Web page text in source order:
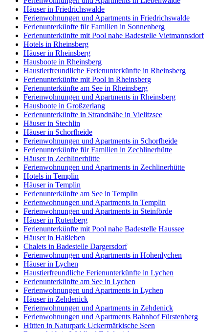
Häuser in Friedrichswalde
Ferienwohnungen und Apartments in Friedrichswalde
Ferienunterkünfte für Familien in Sonnenberg
Ferienunterkünfte mit Pool nahe Badestelle Vietmannsdorf
Hotels in Rheinsberg
Häuser in Rheinsberg
Hausboote in Rheinsberg
Haustierfreundliche Ferienunterkünfte in Rheinsberg
Ferienunterkünfte mit Pool in Rheinsberg
Ferienunterkünfte am See in Rheinsberg
Ferienwohnungen und Apartments in Rheinsberg
Hausboote in Großzerlang
Ferienunterkünfte in Strandnähe in Vielitzsee
Häuser in Stechlin
Häuser in Schorfheide
Ferienwohnungen und Apartments in Schorfheide
Ferienunterkünfte für Familien in Zechlinerhütte
Häuser in Zechlinerhütte
Ferienwohnungen und Apartments in Zechlinerhütte
Hotels in Templin
Häuser in Templin
Ferienunterkünfte am See in Templin
Ferienwohnungen und Apartments in Templin
Ferienwohnungen und Apartments in Steinförde
Häuser in Rutenberg
Ferienunterkünfte mit Pool nahe Badestelle Haussee
Häuser in Haßleben
Chalets in Badestelle Dargersdorf
Ferienwohnungen und Apartments in Hohenlychen
Häuser in Lychen
Haustierfreundliche Ferienunterkünfte in Lychen
Ferienunterkünfte am See in Lychen
Ferienwohnungen und Apartments in Lychen
Häuser in Zehdenick
Ferienwohnungen und Apartments in Zehdenick
Ferienwohnungen und Apartments Bahnhof Fürstenberg
Hütten in Naturpark Uckermärkische Seen